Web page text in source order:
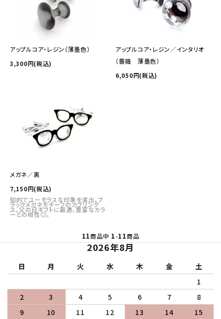
アップルコア・レジン（薄墨色）
3,300円(税込)
アップルコア・レジン／インタリオ
（薔薇 薄墨色）
6,050円(税込)
メガネ／黒
7,150円(税込)
知的でユーモラスな印象を演出。ブ
ラックメガネモチーフのカフリンク
ス。父の日ギフトに最適。豊富なカラ
ーとの相性◎。
11商品中 1-11商品
2026年8月
日 月 火 水 木 金
土
1
2
3 4 5 6 7
8
9
10 11 12 13 14
15